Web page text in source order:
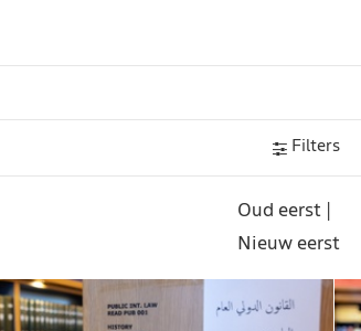
Filters
Oud eerst|
Nieuw eerst